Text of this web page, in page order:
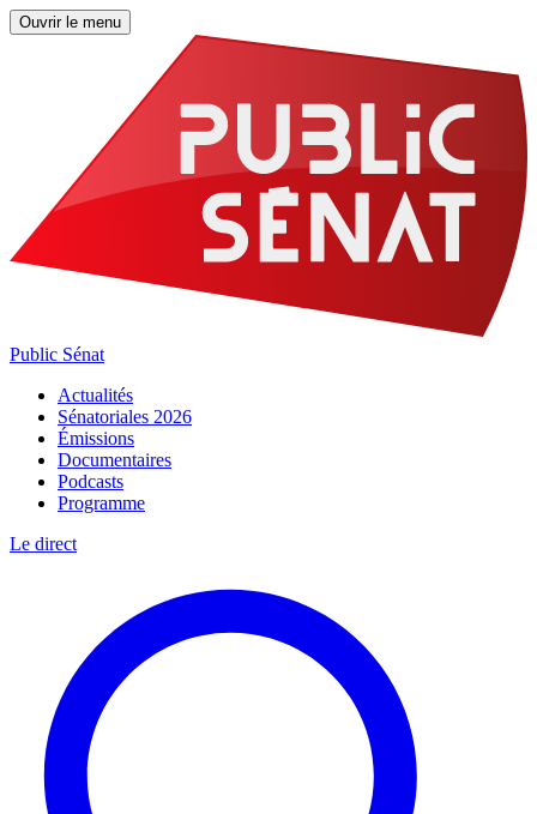
Ouvrir le menu
Public Sénat
Actualités
Sénatoriales 2026
Émissions
Documentaires
Podcasts
Programme
Le direct